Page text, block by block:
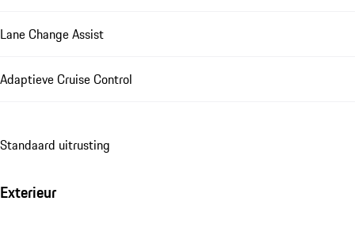
Lane Change Assist
Adaptieve Cruise Control
Standaard uitrusting
Exterieur